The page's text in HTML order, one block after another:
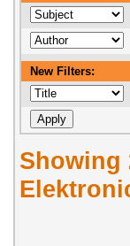
New Filters:
Showing